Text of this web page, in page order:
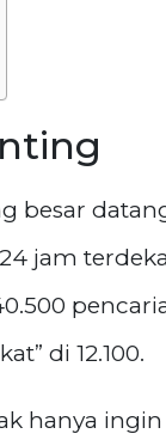
besar
jam
di 12.100.
hanya